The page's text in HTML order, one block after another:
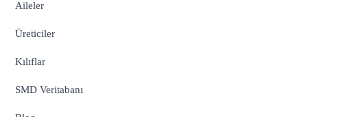
Aileler
Üreticiler
Kılıflar
SMD Veritabanı